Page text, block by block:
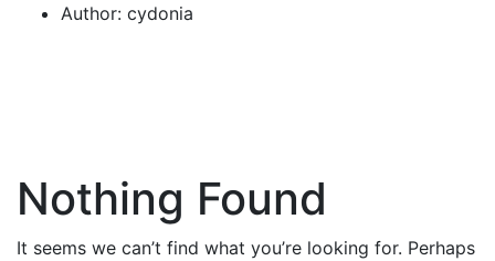
Author: cydonia
Nothing Found
It seems we can’t find what you’re looking for. Perhaps